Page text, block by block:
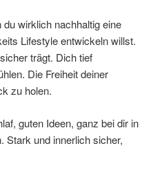
wirklich nachhaltig eine
Lifestyle entwickeln willst.
trägt. Dich tief
Die Freiheit deiner
zu holen.
guten Ideen, ganz bei dir in
Stark und innerlich sicher,